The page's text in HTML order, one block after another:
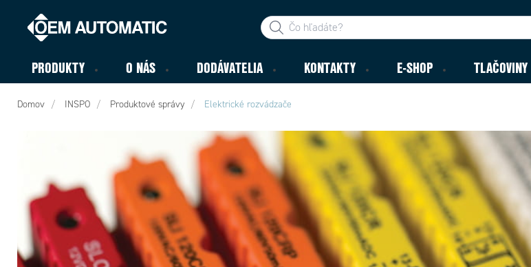
PRODUKTY O NÁS DODÁVATELIA KONTAKTY E-SHOP TLAČOVINY
Domov INSPO Produktové správy Elektrické rozvádzače